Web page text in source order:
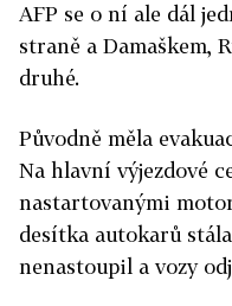
AFP se o ní ale dál
straně a Damaškem,
druhé.
Původně měla
Na hlavní výjezdové
nastartovanými
desítka autokarů
nenastoupil a vozy